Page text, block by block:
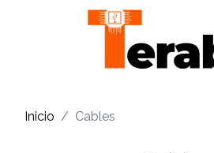
Inicio Cables